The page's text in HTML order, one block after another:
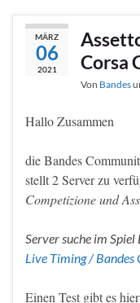
MÄRZ
06
2021
Corsa
Von Bandes
Hallo Zusammen
die Bandes
stellt 2 Server zu
Competizione und
Server suche im
Live Timing / Bandes
Einen Test gibt es